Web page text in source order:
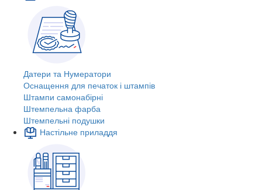
Датери та Нумератори
Оснащення для печаток і штампів
Штампи самонабірні
Штемпельна фарба
Штемпельні подушки
Настільне приладдя